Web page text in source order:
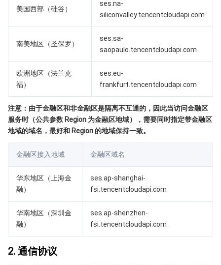
大模型服务平台 TokenHub
消息队列 MQTT 版
消息队列 CMQ
实时互动-教育版
游戏多媒体引擎
媒体包装
云直播
直播录制
媒体处理
应用云渲染
直播 SDK
腾讯特效 SDK
教育服务
腾讯健康组学平台
数智医疗影像平台
智能导诊
智能预问诊
云资源管理
API
SDK
智能顾问
标签
云资源自动化 for Terraform
开发者工具
云市场
云原生构建
腾讯云代码助手
腾讯云代码分析
Low Code
云开发 CloudBase
监控与运维
腾讯云可观测平台
应用性能监控
API 与工具
云迁移
软件产品公告专区
美国西部（硅谷）
ses.na-
siliconvalley.tencentcloudapi.com
南美地区（圣保罗）
ses.sa-
saopaulo.tencentcloudapi.com
欧洲地区（法兰克
福）
ses.eu-
frankfurt.tencentcloudapi.com
注意：由于金融区和非金融区是隔离不互通的，因此当访问金融区
服务时（公共参数 Region 为金融区地域），需要同时指定带金融区
地域的域名，最好和 Region 的地域保持一致。
金融区接入地域 金融区域名
华东地区（上海金
融）
ses.ap-shanghai-
fsi.tencentcloudapi.com
华南地区（深圳金
融）
ses.ap-shenzhen-
fsi.tencentcloudapi.com
2. 通信协议